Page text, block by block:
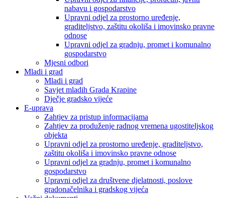
nabavu i gospodarstvo
Upravni odjel za prostorno uređenje,
graditeljstvo, zaštitu okoliša i imovinsko pravne
odnose
Upravni odjel za gradnju, promet i komunalno
gospodarstvo
Mjesni odbori
Mladi i grad
Mladi i grad
Savjet mladih Grada Krapine
Dječje gradsko vijeće
E-uprava
Zahtjev za pristup informacijama
Zahtjev za produženje radnog vremena ugostiteljskog
objekta
Upravni odjel za prostorno uređenje, graditeljstvo,
zaštitu okoliša i imovinsko pravne odnose
Upravni odjel za gradnju, promet i komunalno
gospodarstvo
Upravni odjel za društvene djelatnosti, poslove
gradonačelnika i gradskog vijeća